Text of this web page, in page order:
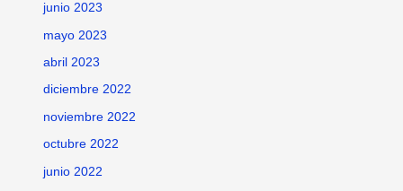
junio 2023
mayo 2023
abril 2023
diciembre 2022
noviembre 2022
octubre 2022
junio 2022